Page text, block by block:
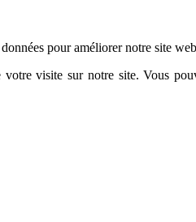
pour améliorer notre site
visite sur notre site. Vous